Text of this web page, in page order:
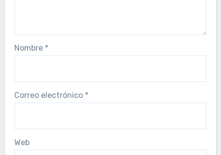
Nombre *
Correo electrónico *
Web